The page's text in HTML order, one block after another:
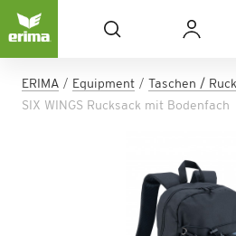
ERIMA Equipment Taschen /
SIX WINGS Rucksack mit Bodenfach